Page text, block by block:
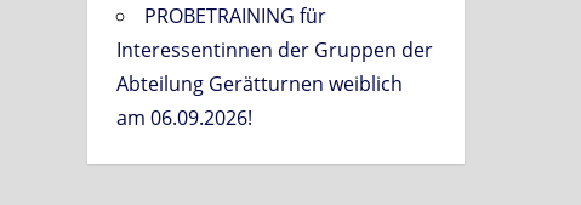
PROBETRAINING für
Interessentinnen der Gruppen der
Abteilung Gerätturnen weiblich
am 06.09.2026!